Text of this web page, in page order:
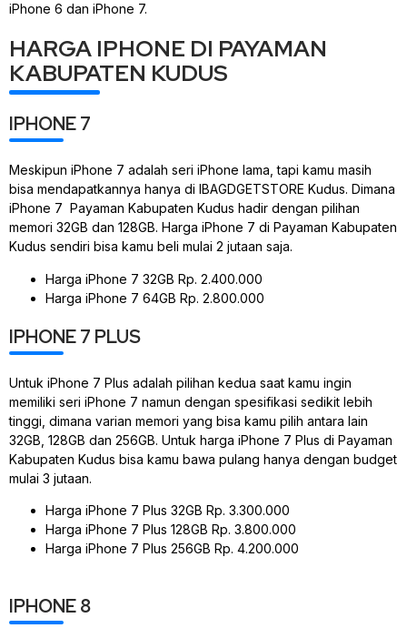
iPhone 6 dan iPhone 7.
HARGA IPHONE DI PAYAMAN
KABUPATEN KUDUS
IPHONE 7
Meskipun iPhone 7 adalah seri iPhone lama, tapi kamu masih
bisa mendapatkannya hanya di IBAGDGETSTORE Kudus. Dimana
iPhone 7 Payaman Kabupaten Kudus hadir dengan pilihan
memori 32GB dan 128GB. Harga iPhone 7 di Payaman Kabupaten
Kudus sendiri bisa kamu beli mulai 2 jutaan saja.
Harga iPhone 7 32GB Rp. 2.400.000
Harga iPhone 7 64GB Rp. 2.800.000
IPHONE 7 PLUS
Untuk iPhone 7 Plus adalah pilihan kedua saat kamu ingin
memiliki seri iPhone 7 namun dengan spesifikasi sedikit lebih
tinggi, dimana varian memori yang bisa kamu pilih antara lain
32GB, 128GB dan 256GB. Untuk harga iPhone 7 Plus di Payaman
Kabupaten Kudus bisa kamu bawa pulang hanya dengan budget
mulai 3 jutaan.
Harga iPhone 7 Plus 32GB Rp. 3.300.000
Harga iPhone 7 Plus 128GB Rp. 3.800.000
Harga iPhone 7 Plus 256GB Rp. 4.200.000
IPHONE 8